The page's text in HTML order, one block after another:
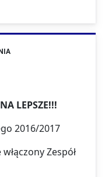
LEPSZE!!!
2016/2017
Zespół